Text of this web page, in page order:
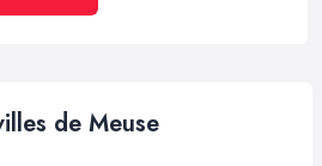
de Meuse